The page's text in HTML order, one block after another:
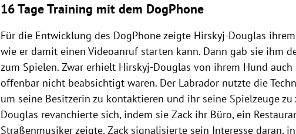
16 Tage Training mit dem DogPhone
Für die Entwicklung des DogPhone zeigte Hirskyj-Douglas
wie er damit einen Videoanruf starten kann. Dann gab sie ihm
zum Spielen. Zwar erhielt Hirskyj-Douglas von ihrem Hund
offenbar nicht beabsichtigt waren. Der Labrador nutzte die
um seine Besitzerin zu kontaktieren und ihr seine Spielzeuge zu
Douglas revanchierte sich, indem sie Zack ihr Büro, ein
Straßenmusiker zeigte. Zack signalisierte sein Interesse daran,